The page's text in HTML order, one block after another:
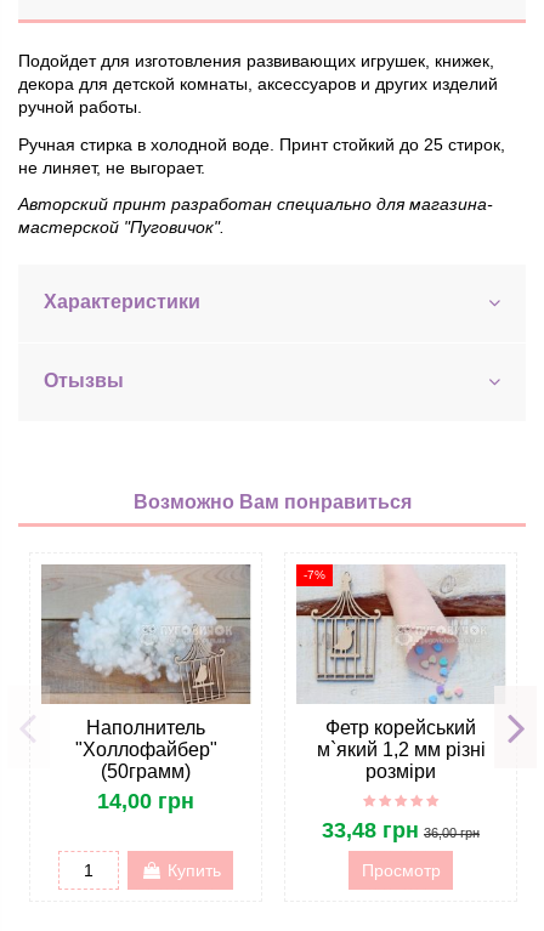
Подойдет для изготовления развивающих игрушек, книжек,
декора для детской комнаты, аксессуаров и других изделий
ручной работы.
Ручная стирка в холодной воде. Принт стойкий до 25 стирок,
не линяет, не выгорает.
Авторский принт разработан специально для магазина-
мастерской "Пуговичок".
Характеристики
Отызвы
Возможно Вам понравиться
Наполнитель
"Холлофайбер"
(50грамм)
14,00 грн
Купить
-7%
Фетр корейський
м`який 1,2 мм різні
розміри
33,48 грн 36,00 грн
Просмотр